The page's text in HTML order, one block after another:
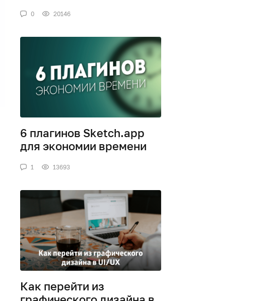
0 20146
6 плагинов Sketch.app
для экономии времени
1 13693
Как перейти из